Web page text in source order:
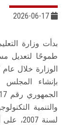
طموحًا لتعديل
بإنشاء المجلس
لسنة